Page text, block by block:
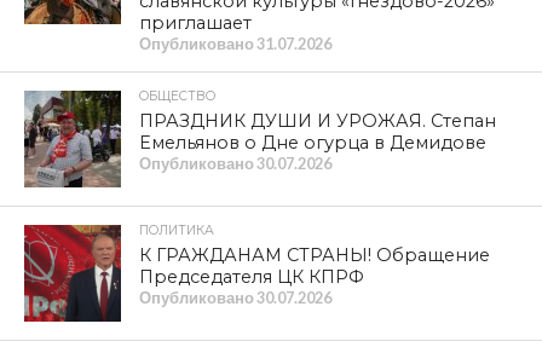
Сохранить великую историю,
созданную нашими предками. XIV
Международный фестиваль
исторической реконструкции и
славянской культуры «Гнёздово-2026»
прошел с успехом
Опубликовано 06.08.2026
Геннадий Зюганов наградил призеров
турнира по волейболу
Опубликовано05.08.2026